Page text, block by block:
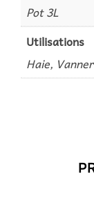
Pot 3L
Utilisations
Haie,